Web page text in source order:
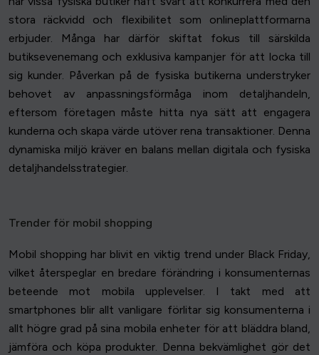
stora räckvidd och flexibilitet som onlineplattformarna
erbjuder. Många har därför skiftat fokus till särskilda
butiksevenemang och exklusiva kampanjer för att locka till
sig kunder. Påverkan på de fysiska butikerna understryker
behovet av anpassningsförmåga inom detaljhandeln,
eftersom företagen måste hitta nya sätt att engagera
kunderna och skapa värde utöver rena transaktioner. Denna
dynamiska miljö kräver en balans mellan digitala och fysiska
detaljhandelsstrategier.
Trender för mobil shopping
Mobil shopping har blivit en viktig trend under Black Friday,
vilket återspeglar en bredare förändring i konsumenternas
beteende mot mobila upplevelser. I takt med att
smartphones blir allt vanligare förlitar sig konsumenterna i
allt högre grad på sina mobila enheter för att bläddra bland,
jämföra och köpa produkter. Denna bekvämlighet gör det